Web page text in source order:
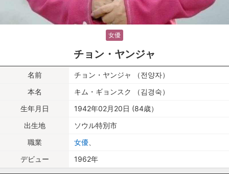
女優
チョン・ヤンジャ
名前
チョン・ヤンジャ （전양자）
本名
キム・ギョンスク （김경숙）
生年月日
1942年02月20日 (84歳）
出生地
ソウル特別市
職業
女優
デビュー
1962年